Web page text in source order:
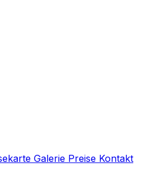
Galerie Preise Kontakt